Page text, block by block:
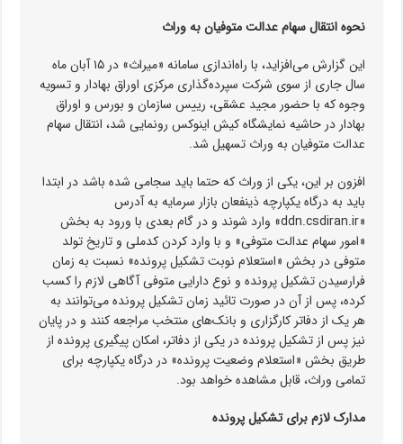
نحوه انتقال سهام عدالت متوفیان به وراث
این گزارش می‌افزاید، با راه‌اندازی سامانه «میراث» در ۱۵ آبان ماه
سال جاری از سوی شرکت سپرده‌گذاری مرکزی اوراق بهادار و تسویه
وجوه که با حضور مجید عشقی، رییس سازمان و بورس و اوراق
بهادار در حاشیه نمایشگاه کیش اینوکس رونمایی شد، انتقال سهام
عدالت متوفیان به وراث تسهیل شد.
افزون بر این، یکی از وراث که حتما باید سجامی شده باشد در ابتدا
باید به درگاه یکپارچه ذینفعان بازار سرمایه به آدرس
«ddn.csdiran.ir» وارد شوند و در گام بعدی با ورود به بخش
«امور سهام عدالت متوفی» و با وارد کردن کدملی و تاریخ تولد
متوفی در بخش «استعلام نوبت تشکیل پرونده» نسبت به زمان
فرارسیدن تشکیل پرونده و نوع دارایی متوفی آگاهی لازم را کسب
کرده، پس از آن در صورت تائید زمان تشکیل پرونده می‌توانند به
هر یک از دفاتر کارگزاری و بانک‌های منتخب مراجعه کنند و در پایان
نیز پس از تشکیل پرونده در یکی از دفاتر، امکان پیگیری پرونده از
طریق بخش «استعلام وضعیت پرونده» در درگاه یکپارچه برای
تمامی وراث، قابل مشاهده خواهد بود.
مدارک لازم برای تشکیل پرونده